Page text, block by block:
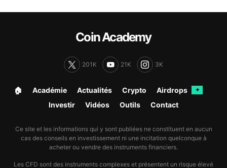
Coin Academy
201K 21K 3K
🏠︎ Académie Actualités Crypto Airdrops ✦
Investir Vidéos Outils Contact
Ce site et les informations qui y sont publiées ne constituent en aucun
cas des conseils en investissement ni une incitation quelconque à
acheter ou vendre des instruments financiers.
Les CFD sont des instruments complexes et présentent un risque élevé